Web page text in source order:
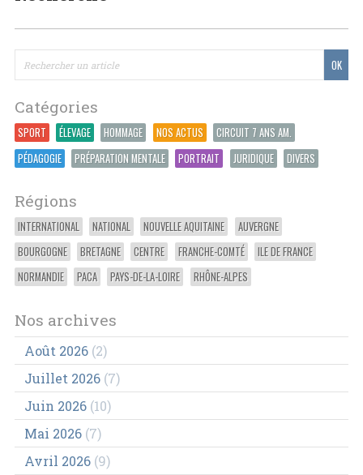
Catégories
SPORT ÉLEVAGE HOMMAGE NOS ACTUS
CIRCUIT 7 ANS AM.
PÉDAGOGIE
PRÉPARATION MENTALE PORTRAIT JURIDIQUE DIVERS
Régions
INTERNATIONAL NATIONAL NOUVELLE AQUITAINE
AUVERGNE
BOURGOGNE
BRETAGNE CENTRE FRANCHE-COMTÉ
ILE DE FRANCE
NORMANDIE
PACA PAYS-DE-LA-LOIRE RHÔNE-ALPES
Nos archives
Août 2026(2)
Juillet 2026(7)
Juin 2026(10)
Mai 2026(7)
Avril 2026(9)